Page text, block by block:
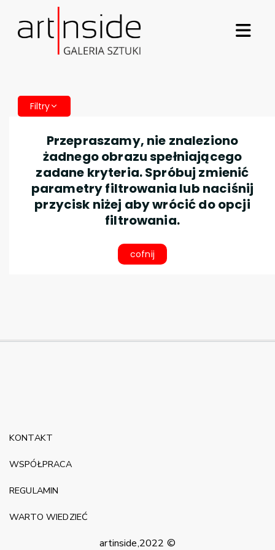
Filtry
Przepraszamy, nie znaleziono
żadnego obrazu spełniającego
zadane kryteria. Spróbuj zmienić
parametry filtrowania lub naciśnij
przycisk niżej aby wrócić do opcji
filtrowania.
cofnij
artinside,2022 ©
KONTAKT
WSPÓŁPRACA
REGULAMIN
WARTO WIEDZIEĆ